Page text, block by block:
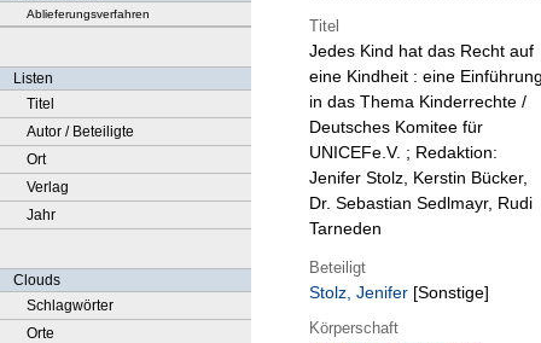
Ablieferungsverfahren
Listen
Titel
Autor / Beteiligte
Ort
Verlag
Jahr
Clouds
Schlagwörter
Orte
Titel
Jedes Kind hat das Recht auf
eine Kindheit : eine
in das Thema Kinderrechte /
Deutsches Komitee für
UNICEFe.V. ; Redaktion:
Jenifer Stolz, Kerstin Bücker,
Dr. Sebastian Sedlmayr, Rudi
Tarneden
Beteiligt
Stolz, Jenifer [Sonstige]
Körperschaft